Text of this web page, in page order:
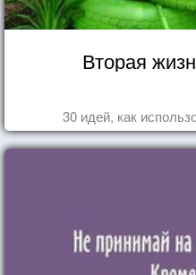
Вторая
30 идей, как